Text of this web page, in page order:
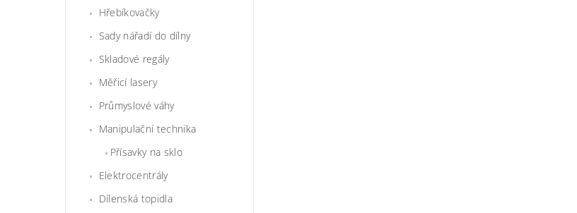
Hřebíkovačky
Sady nářadí do dílny
Skladové regály
Měřicí lasery
Průmyslové váhy
Manipulační technika
Přísavky na sklo
Elektrocentrály
Dílenská topidla